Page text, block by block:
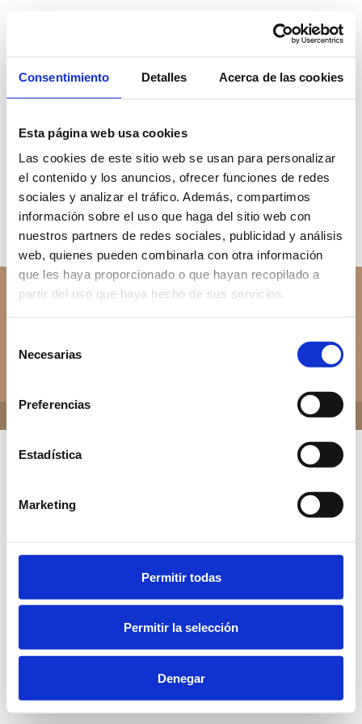
Consentimiento Detalles Acerca de las cookies
Esta página web usa cookies
Las cookies de este sitio web se usan para personalizar
el contenido y los anuncios, ofrecer funciones de redes
sociales y analizar el tráfico. Además, compartimos
información sobre el uso que haga del sitio web con
nuestros partners de redes sociales, publicidad y análisis
web, quienes pueden combinarla con otra información
que les haya proporcionado o que hayan recopilado a
partir del uso que haya hecho de sus servicios.
Necesarias
Preferencias
Estadística
Marketing
Permitir todas
Permitir la selección
Denegar
Política de
cookies
Lorem ipsum dolor sit amet, consectetur adipiscing elit. Ut
elit tellus, luctus nec ullamcorper mattis, pulvinar dapibus
leo.
Aviso Legal Política de privacidad